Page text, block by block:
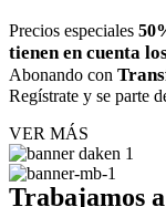
Precios especiales 50
tienen en cuenta
Abonando con
Regístrate y se parte
VER MÁS
Trabajamos